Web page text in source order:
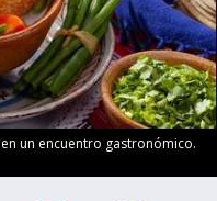
un encuentro gastronómico.